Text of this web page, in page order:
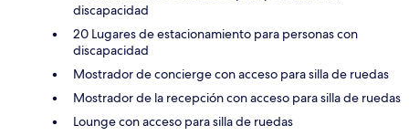
discapacidad
20 Lugares de estacionamiento para personas con
discapacidad
Mostrador de concierge con acceso para silla de ruedas
Mostrador de la recepción con acceso para silla de ruedas
Lounge con acceso para silla de ruedas